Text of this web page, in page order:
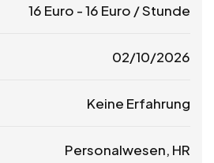
16 Euro -16 Euro / Stunde
02/10/2026
Keine Erfahrung
Personalwesen, HR